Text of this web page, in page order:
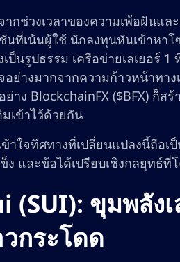
ากช่วงเวลาของความเพ้อฝันแ
นที่เน้นผู้ใช้ นักลงทุนหันเข้าหา
เป็นรูปธรรม เครือข่ายเลเยอร์
อย่างมากจากความก้าวหน้าทา
ย่าง BlockchainFX ($BFX) ก็
มเข้าไว้ด้วยกัน
ข้าใจทิศทางที่เปลี่ยนแปลงนี้ถือ
ง และข้อได้เปรียบเชิงกลยุทธ์ที่
(SUI): ขุมพลัง
กระโดด